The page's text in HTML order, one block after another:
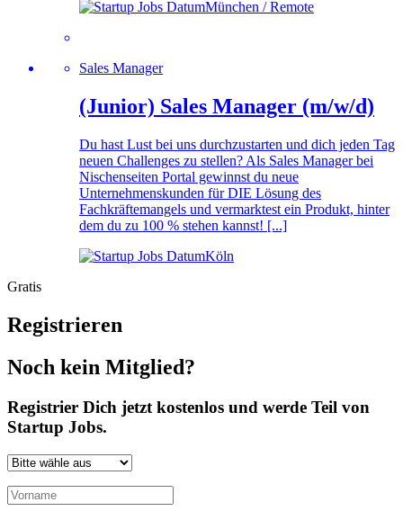
München / Remote
Sales Manager
(Junior) Sales Manager (m/w/d)
Du hast Lust bei uns durchzustarten und dich jeden Tag
neuen Challenges zu stellen? Als Sales Manager bei
Nischenseiten Portal gewinnst du neue
Unternehmenskunden für DIE Lösung des
Fachkräftemangels und vermarktest ein Produkt, hinter
dem du zu 100 % stehen kannst! [...]
Köln
Gratis
Registrieren
Noch kein Mitglied?
Registrier Dich jetzt kostenlos und werde Teil von
Startup Jobs.